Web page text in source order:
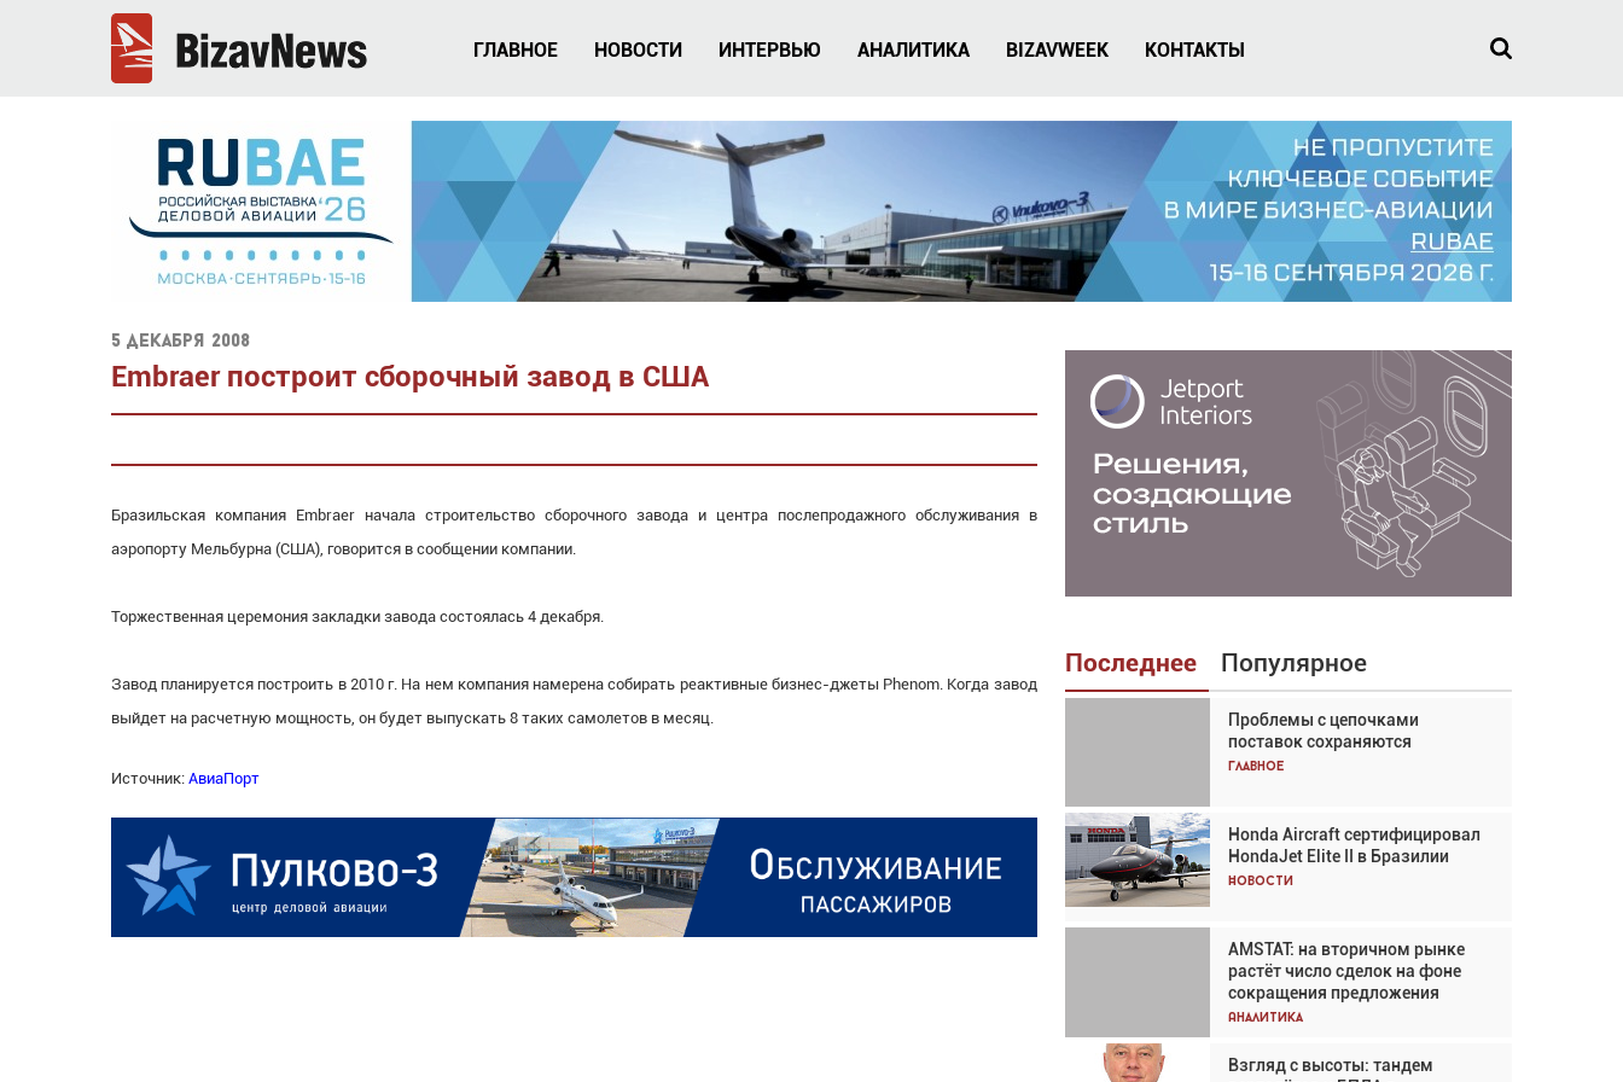
ГЛАВНОЕ НОВОСТИ ИНТЕРВЬЮ АНАЛИТИКА BIZAVWEEK КОНТАКТЫ
5 декабря 2008
Embraer построит сборочный завод в США
Бразильская компания Embraer начала строительство сборочного завода и центра послепродажного обслуживания в
аэропорту Мельбурна (США), говорится в сообщении компании.
Торжественная церемония закладки завода состоялась 4 декабря.
Завод планируется построить в 2010 г. На нем компания намерена собирать реактивные бизнес-джеты Phenom. Когда завод
выйдет на расчетную мощность, он будет выпускать 8 таких самолетов в месяц.
Источник: АвиаПорт
Последнее Популярное
Проблемы с цепочками
поставок сохраняются
Главное
Honda Aircraft сертифицировал
HondaJet Elite II в Бразилии
Новости
AMSTAT: на вторичном рынке
растёт число сделок на фоне
сокращения предложения
Аналитика
Взгляд с высоты: тандем
Взгляд с высоты: тандем
вертолётов и БПЛА в
спасательных операциях
Авиационный фотограф Дэйв
Кох: «Фотография говорит сама
за себя... а ИИ всё портит»
Проблемы с цепочками
поставок сохраняются
Аналитика
Частный самолёт – это актив.